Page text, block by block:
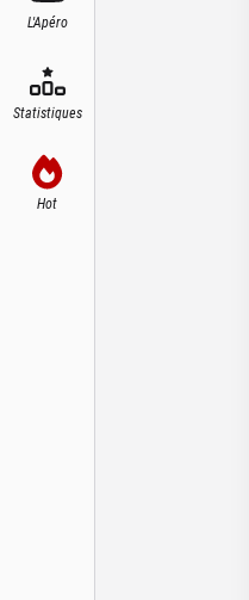
L'Apéro
Statistiques
Hot